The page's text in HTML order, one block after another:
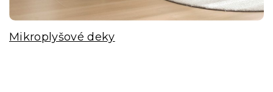
Mikroplyšové deky